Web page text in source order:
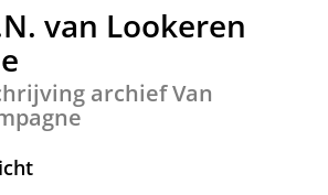
van Lookeren
archief Van